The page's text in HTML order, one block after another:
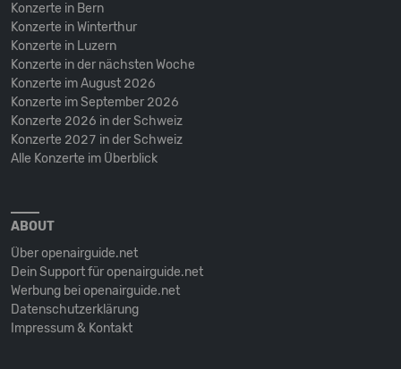
Konzerte in Bern
Konzerte in Winterthur
Konzerte in Luzern
Konzerte in der nächsten Woche
Konzerte im August 2026
Konzerte im September 2026
Konzerte 2026 in der Schweiz
Konzerte 2027 in der Schweiz
Alle Konzerte im Überblick
ABOUT
Über openairguide.net
Dein Support für openairguide.net
Werbung bei openairguide.net
Datenschutz­erklärung
Impressum & Kontakt